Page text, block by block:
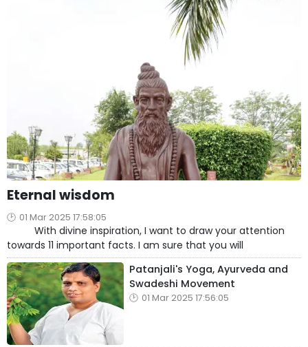
Eternal wisdom
01 Mar 2025 17:58:05
With divine inspiration, I want to draw your attention
towards 11 important facts. I am sure that you will
Patanjali's Yoga, Ayurveda and
Swadeshi Movement
01 Mar 2025 17:56:05